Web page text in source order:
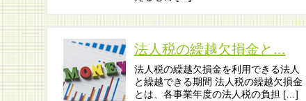
法人税の繰越欠損金と...
法人税の繰越欠損金を利用できる法人
と繰越できる期間 法人税の繰越欠損金
とは、各事業年度の法人税の負担 […]